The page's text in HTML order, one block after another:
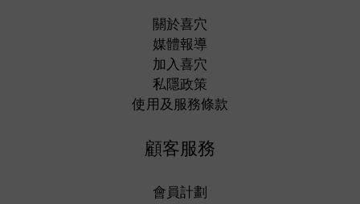
關於喜穴
媒體報導
加入喜穴
私隱政策
使用及服務條款
顧客服務
會員計劃